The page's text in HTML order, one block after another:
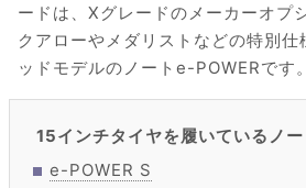
ードは、Xグレードのメーカーオプ
クアローやメダリストなどの特別仕
ッドモデルのノートe-POWERです。
15インチタイヤを履いているノ
e-POWER S